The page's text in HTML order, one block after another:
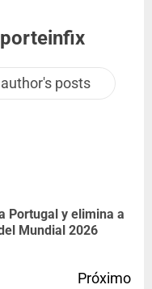
posts
Portugal y elimina a
Mundial 2026
Próximo